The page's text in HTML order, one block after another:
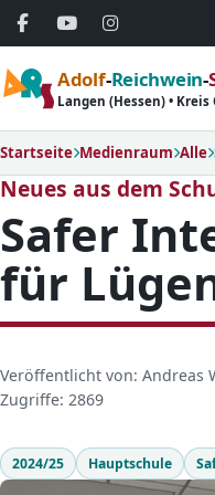
Adolf-Reichwein-
Langen (Hessen) •
Startseite Medienraum Alle
Neues aus dem
Safer
für
D
e
a
i
Veröffentlicht von: Andreas
Zugriffe: 2869
2024/25 Hauptschule